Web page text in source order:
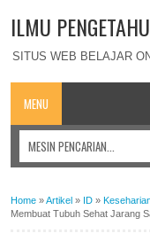
ILMU
SITUS WEB BELAJAR
MENU
Home »Artikel » ID »
Membuat Tubuh Sehat Jarang